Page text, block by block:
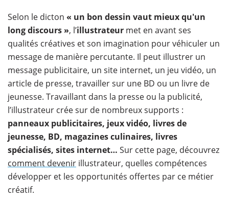
Selon le dicton « un bon dessin vaut mieux qu'un
long discours », l’illustrateur met en avant ses
qualités créatives et son imagination pour véhiculer un
message de manière percutante. Il peut illustrer un
message publicitaire, un site internet, un jeu vidéo, un
article de presse, travailler sur une BD ou un livre de
jeunesse. Travaillant dans la presse ou la publicité,
l’illustrateur crée sur de nombreux supports :
panneaux publicitaires, jeux vidéo, livres de
jeunesse, BD, magazines culinaires, livres
spécialisés, sites internet… Sur cette page, découvrez
comment devenir illustrateur, quelles compétences
développer et les opportunités offertes par ce métier
créatif.